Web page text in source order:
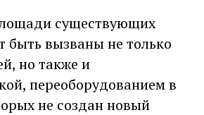
существующих
быть вызваны не только
но также и
переоборудованием в
не создан новый